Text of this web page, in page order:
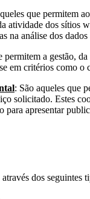
que permitem
atividade dos sítios
na análise dos
permitem a gestão,
em critérios como
: São aqueles que
solicitado. Estes
apresentar
dos seguintes